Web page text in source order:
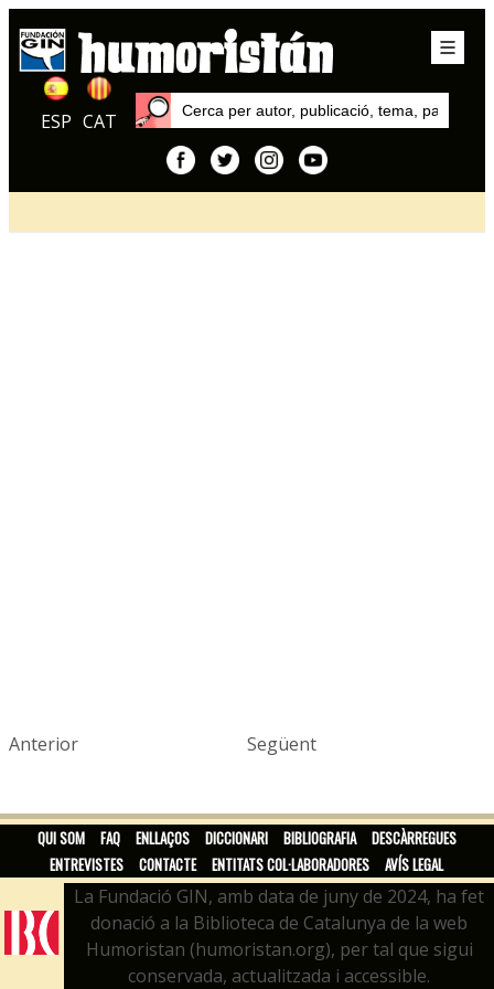
ESP CAT
Anterior Següent
QUI SOM FAQ ENLLAÇOS DICCIONARI BIBLIOGRAFIA
DESCÀRREGUES
ENTREVISTES
CONTACTE ENTITATS COL·LABORADORES AVÍS LEGAL
La Fundació GIN, amb data de juny de 2024, ha fet
donació a la Biblioteca de Catalunya de la web
Humoristan (humoristan.org), per tal que sigui
conservada, actualitzada i accessible.